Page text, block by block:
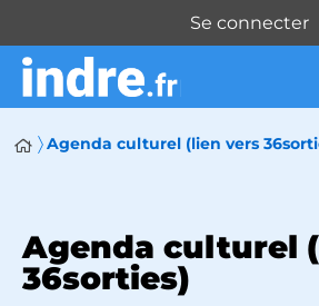
Panneau de gestion des cookies
Se connecter
Agenda culturel (lien vers
Agenda culturel
36sorties)